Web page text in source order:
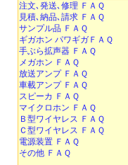
注文､発送､修理 ＦＡＱ
見積､納品､請求 ＦＡＱ
サンプル品 ＦＡＱ
ギガホン パワギガＦＡＱ
手ぶら拡声器 ＦＡＱ
メガホン ＦＡＱ
放送アンプ ＦＡＱ
車載アンプ ＦＡＱ
スピーカ ＦＡＱ
マイクロホン ＦＡＱ
Ｂ型ワイヤレス ＦＡＱ
Ｃ型ワイヤレス ＦＡＱ
電源装置 ＦＡＱ
その他 ＦＡＱ